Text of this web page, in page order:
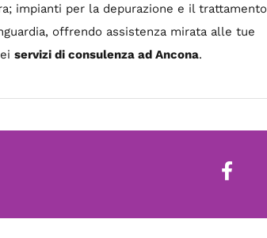
impianti per la depurazione e il trattamento
offrendo assistenza mirata alle tue
servizi di consulenza ad Ancona.